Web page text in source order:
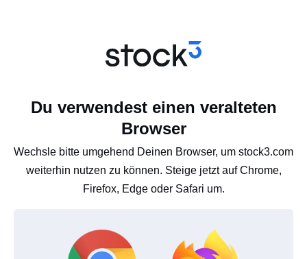
Du verwendest einen veralteten
Browser
Wechsle bitte umgehend Deinen Browser, um stock3.com
weiterhin nutzen zu können. Steige jetzt auf Chrome,
Firefox, Edge oder Safari um.